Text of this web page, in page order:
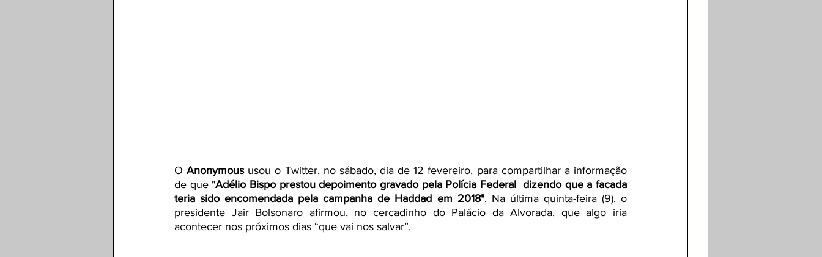
O Anonymous usou o Twitter, no sábado, dia de 12 fevereiro, para compartilhar a informação
de que "Adélio Bispo prestou depoimento gravado pela Polícia Federal  dizendo que a facada
teria sido encomendada pela campanha de Haddad em 2018". Na última quinta-feira (9), o
presidente Jair Bolsonaro afirmou, no cercadinho do Palácio da Alvorada, que algo iria
acontecer nos próximos dias “que vai nos salvar”.